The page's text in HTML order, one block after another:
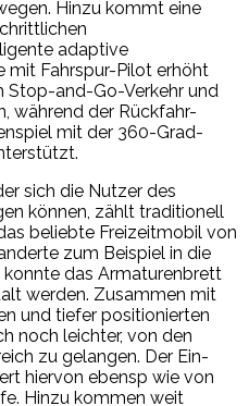
Hinzu kommt eine
adaptive
mit Fahrspur-Pilot erhöht
Stop-and-Go-Verkehr und
während der Rückfahr-
mit der 360-Grad-
sich die Nutzer des
können, zählt traditionell
beliebte Freizeitmobil von
zum Beispiel in die
das Armaturenbrett
werden. Zusammen mit
und tiefer positionierten
noch leichter, von den
zu gelangen. Der Ein-
hiervon ebensp wie von
Hinzu kommen weit